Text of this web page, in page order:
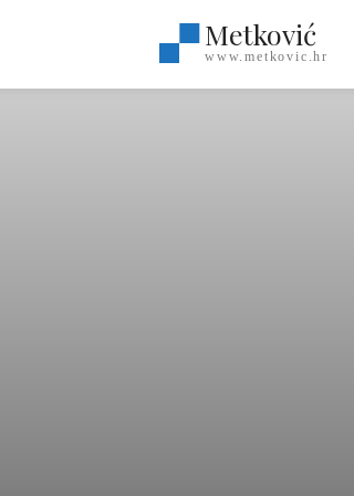
Metković
www.metkovic.hr